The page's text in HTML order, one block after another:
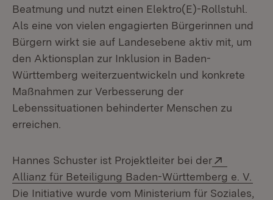
Beatmung und nutzt einen Elektro(E)-Rollstuhl.
Als eine von vielen engagierten Bürgerinnen und
Bürgern wirkt sie auf Landesebene aktiv mit, um
den Aktionsplan zur Inklusion in Baden-
Württemberg weiterzuentwickeln und konkrete
Maßnahmen zur Verbesserung der
Lebenssituationen behinderter Menschen zu
erreichen.
Hannes Schuster ist Projektleiter bei der
Allianz für Beteiligung Baden-Württemberg e. V.
Die Initiative wurde vom Ministerium für Soziales,